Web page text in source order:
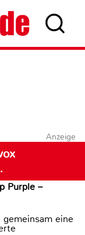
Anzeige
Purple –
eine